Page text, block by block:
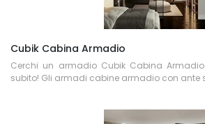
Cubik Cabina Armadio
Cerchi un armadio Cubik Cabina
subito! Gli armadi cabine armadio con ante